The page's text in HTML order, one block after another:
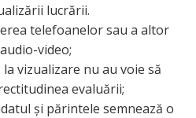
lucrării.
telefoanelor sau a altor
video;
vizualizare nu au voie să
evaluării;
și părintele semnează o